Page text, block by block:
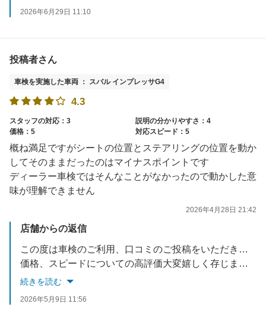
2026年6月29日 11:10
投稿者さん
車検を実施した車両 ： スバル インプレッサG4
4.3
スタッフの対応：3
説明の分かりやすさ：4
価格：5
対応スピード：5
概ね満足ですがシートの位置とステアリングの位置を動か
してそのままだったのはマイナスポイントです
ディーラー車検ではそんなことがなかったので動かした意
味が理解できません
2026年4月28日 21:42
店舗からの返信
この度は車検のご利用、口コミのご投稿をいただきありがとうございます。
価格、スピードについての高評価大変嬉しく存じます。
シート位置とステアリング位置を、元にお戻しせずに出庫してしまい、誠に申し訳ございませんでした。当店の確認不足によりお手数をお掛けしてしまいましたこと、重ねてお詫び申し上げます。誠に申し訳ございませんでした。
貴重なご意見をありがとうございました。
続きを読む
2026年5月9日 11:56